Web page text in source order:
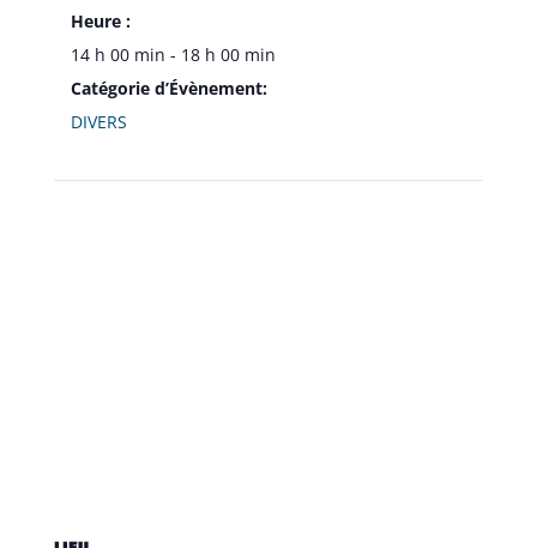
Heure :
14 h 00 min - 18 h 00 min
Catégorie d’Évènement:
DIVERS